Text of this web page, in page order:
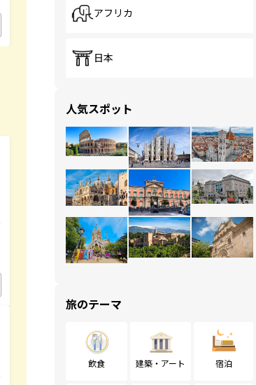
アフリカ
日本
人気スポット
旅のテーマ
飲食 建築・アート 宿泊